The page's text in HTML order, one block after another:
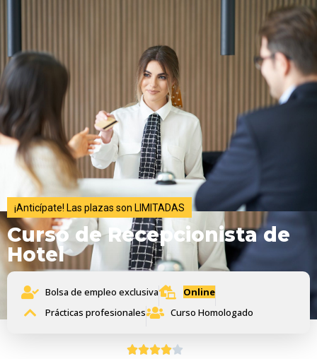
¡Anticípate! Las plazas son LIMITADAS
Curso de Recepcionista de
Hotel
Bolsa de empleo exclusiva
Online
Prácticas profesionales
Curso Homologado